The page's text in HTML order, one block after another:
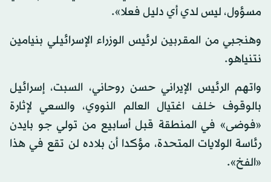
مسؤول، ليس لدي أي دليل فعلا».
وهنجبي من المقربين لرئيس الوزراء الإسرائيلي بنيامين
نتنياهو.
واتهم الرئيس الإيراني حسن روحاني، السبت، إسرائيل
بالوقوف خلف اغتيال العالم النووي، والسعي لإثارة
«فوضى» في المنطقة قبل أسابيع من تولي جو بايدن
رئاسة الولايات المتحدة، مؤكدا أن بلاده لن تقع في هذا
«الفخ».